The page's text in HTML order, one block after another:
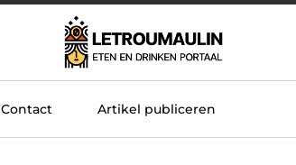
Contact Artikel publiceren